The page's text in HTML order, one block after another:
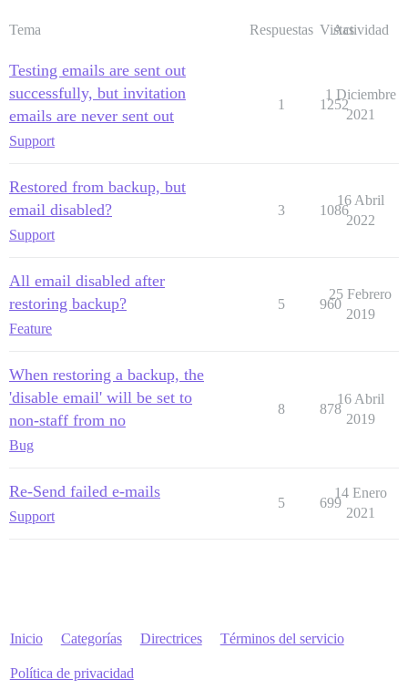
Tema Respuestas Vistas
Actividad
Testing emails are sent out
successfully, but invitation
emails are never sent out
Support
1 1252
1 Diciembre
2021
Restored from backup, but
email disabled?
Support
3 1086
16 Abril
2022
All email disabled after
restoring backup?
Feature
5 960
25 Febrero
2019
When restoring a backup, the
'disable email' will be set to
non-staff from no
Bug
8 878
16 Abril
2019
Re-Send failed e-mails
Support
5 699
14 Enero
2021
Inicio Categorías Directrices Términos del servicio
Política de privacidad